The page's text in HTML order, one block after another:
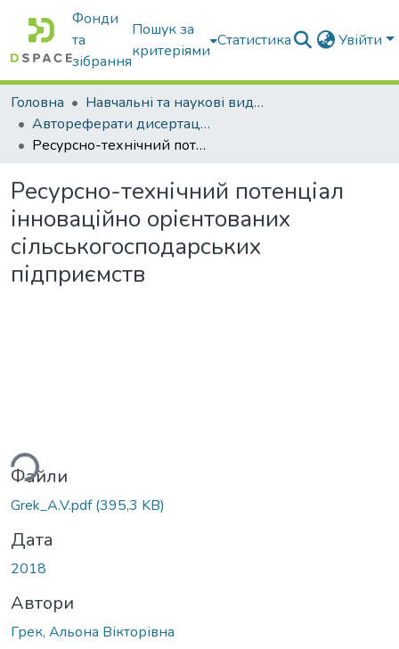
Фонди
та
зібрання
Пошук за
критеріями
Статистика Увійти
Головна
Навчальні та наукові видання
Автореферати дисертацій та дисертації
Ресурсно-технічний потенціал інноваційно орієнтованих сільськогосподарських підприємств
Ресурсно-технічний потенціал
інноваційно орієнтованих
сільськогосподарських
підприємств
Вантажиться...
Файли
Grek_A.V.pdf(395,3 KB)
Дата
2018
Автори
Грек, Альона Вікторівна